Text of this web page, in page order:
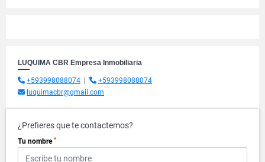
LUQUIMA CBR Empresa Inmobiliaria
+593998088074
+593998088074
luquimacbr@gmail.com
¿Prefieres que te contactemos?
Tu nombre *